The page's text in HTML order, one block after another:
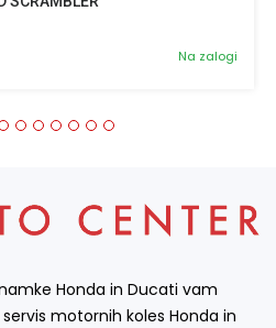
Na zalogi
Honda in Ducati vam
motornih koles Honda in